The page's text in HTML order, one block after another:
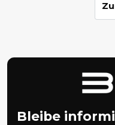
Bleibe